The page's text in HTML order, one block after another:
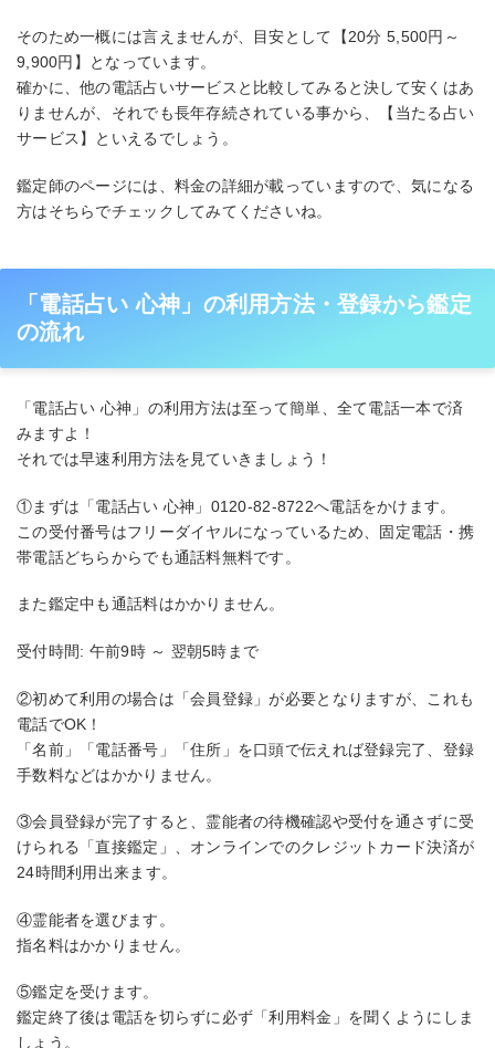
そのため一概には言えませんが、目安として【20分 5,500円～
9,900円】となっています。
確かに、他の電話占いサービスと比較してみると決して安くはあ
りませんが、それでも長年存続されている事から、【当たる占い
サービス】といえるでしょう。
鑑定師のページには、料金の詳細が載っていますので、気になる
方はそちらでチェックしてみてくださいね。
「電話占い 心神」の利用方法・登録から鑑定
の流れ
「電話占い 心神」の利用方法は至って簡単、全て電話一本で済
みますよ！
それでは早速利用方法を見ていきましょう！
①まずは「電話占い 心神」0120-82-8722へ電話をかけます。
この受付番号はフリーダイヤルになっているため、固定電話・携
帯電話どちらからでも通話料無料です。
また鑑定中も通話料はかかりません。
受付時間: 午前9時 ～ 翌朝5時まで
②初めて利用の場合は「会員登録」が必要となりますが、これも
電話でOK！
「名前」「電話番号」「住所」を口頭で伝えれば登録完了、登録
手数料などはかかりません。
③会員登録が完了すると、霊能者の待機確認や受付を通さずに受
けられる「直接鑑定」、オンラインでのクレジットカード決済が
24時間利用出来ます。
④霊能者を選びます。
指名料はかかりません。
⑤鑑定を受けます。
鑑定終了後は電話を切らずに必ず「利用料金」を聞くようにしま
しょう。